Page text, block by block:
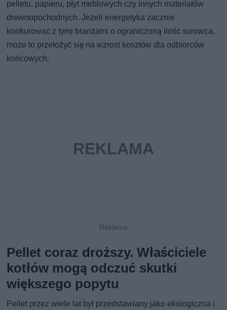
pelletu, papieru, płyt meblowych czy innych materiałów
drewnopochodnych. Jeżeli energetyka zacznie
konkurować z tymi branżami o ograniczoną ilość surowca,
może to przełożyć się na wzrost kosztów dla odbiorców
końcowych.
Pellet coraz droższy. Właściciele
kotłów mogą odczuć skutki
większego popytu
Pellet przez wiele lat był przedstawiany jako ekologiczna i